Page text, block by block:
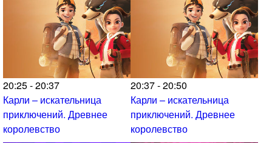
20:25 - 20:37
Карли – искательница
приключений. Древнее
королевство
20:37 - 20:50
Карли – искательница
приключений. Древнее
королевство